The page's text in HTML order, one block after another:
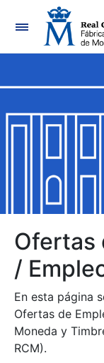
Mostrar/
Mostrar/
Mostrar/
Mostrar/Ocultar
Mostrar/Ocultar
Ofertas
/
En esta página
Ofertas de
Moneda y
RCM).